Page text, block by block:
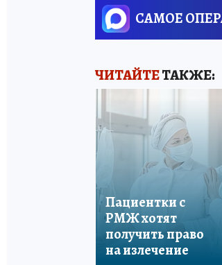
САМОЕ
ЧИТАЙТЕТАКЖЕ:
Пациентки с
РМЖ хотят
получить право
на излечение